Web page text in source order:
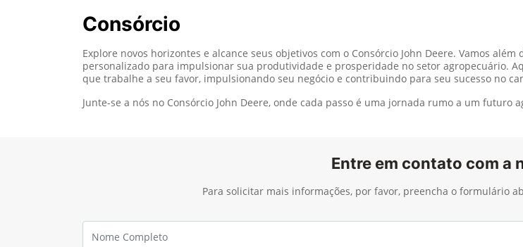
Consórcio
Explore novos horizontes e alcance seus objetivos com o Consórcio John Deere. Vamos
personalizado para impulsionar sua produtividade e prosperidade no setor agropecuário.
que trabalhe a seu favor, impulsionando seu negócio e contribuindo para seu sucesso no
Junte-se a nós no Consórcio John Deere, onde cada passo é uma jornada rumo a um futuro
Entre em contato com a
Para solicitar mais informações, por favor, preencha o formulário